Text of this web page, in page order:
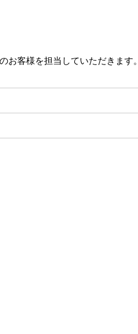
客様を担当していただきます。